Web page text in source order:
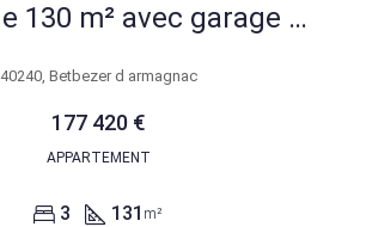
Maison de 130 m² avec garage et terrasse à Betbezer d’Armagnac
40240, Betbezer d armagnac
177 420 €
APPARTEMENT
3 131 m²